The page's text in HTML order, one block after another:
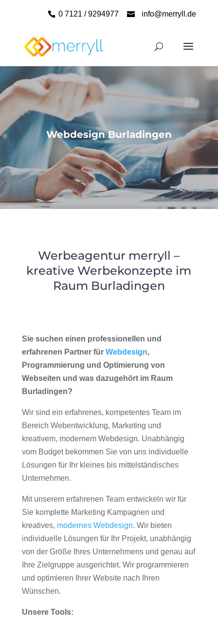
0 7121 / 9294977 info@merryll.de
Webdesign Burladingen
Werbeagentur merryll –
kreative Werbekonzepte im
Raum Burladingen
Sie suchen einen professionellen und
erfahrenen Partner für Webdesign,
Programmierung und Optimierung von
Webseiten und was dazugehört im Raum
Burladingen?
Wir sind ein erfahrenes, kompetentes Team im
Bereich Webentwicklung, Marketing und
kreativem, modernem Webdesign. Unabhängig
vom Budget bekommen Sie von uns individuelle
Lösungen für Ihr kleines bis mittelständisches
Unternehmen.
Mit unserem erfahrenen Team entwickeln wir für
Sie komplette Marketing Kampagnen und
kreatives, modernes Webdesign. Wir bieten
individuelle Lösungen für Ihr Projekt, unabhängig
von der Größe Ihres Unternehmens und genau auf
Ihre Zielgruppe ausgerichtet. Wir programmieren
und optimieren Ihrer Website nach Ihren
Wünschen.
Unsere Tools: